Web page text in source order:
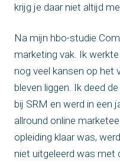
krijg je daar niet altijd
Na mijn hbo-studie
marketing vak. Ik
nog veel kansen op het
bleven liggen. Ik deed
bij SRM en werd in een
allround online
opleiding klaar was,
niet uitgeleerd was met